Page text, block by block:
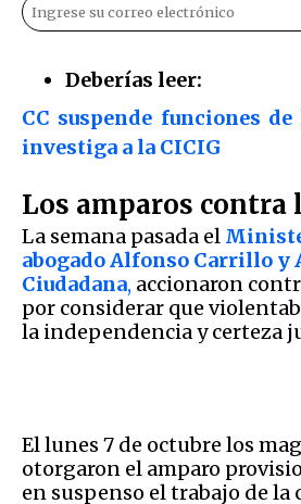
Deberías leer:
CC suspende funciones
investiga a la CICIG
Los amparos contra
La semana pasada el
abogado Alfonso Carrillo y
Ciudadana, accionaron
por considerar que
la independencia y certeza
El lunes 7 de octubre los
otorgaron el amparo
en suspenso el trabajo de la